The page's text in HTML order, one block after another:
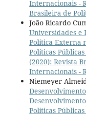
Internacionais -
Brasileira de
João Ricardo
Universidades e
Política Externa
Políticas
(2020): Revista
Internacionais -
Niemeyer
Políticas